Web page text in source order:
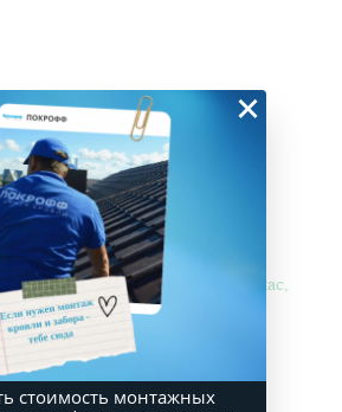
на 4 месяца. Покупайте - сейчас,
×
стоимость монтажных